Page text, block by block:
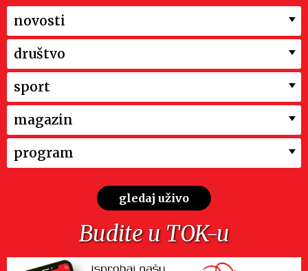
novosti
društvo
sport
magazin
program
gledaj uživo
Budite u TOK-u